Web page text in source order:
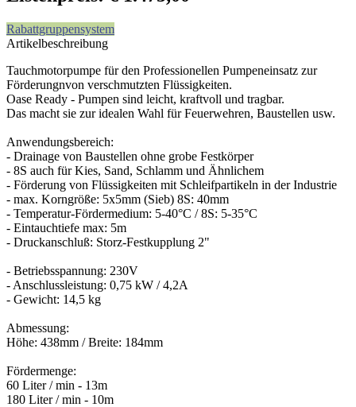
Rabattgruppensystem
Artikelbeschreibung
Tauchmotorpumpe für den Professionellen Pumpeneinsatz zur
Förderungnvon verschmutzten Flüssigkeiten.
Oase Ready - Pumpen sind leicht, kraftvoll und tragbar.
Das macht sie zur idealen Wahl für Feuerwehren, Baustellen usw.
Anwendungsbereich:
- Drainage von Baustellen ohne grobe Festkörper
- 8S auch für Kies, Sand, Schlamm und Ähnlichem
- Förderung von Flüssigkeiten mit Schleifpartikeln in der Industrie
- max. Korngröße: 5x5mm (Sieb) 8S: 40mm
- Temperatur-Fördermedium: 5-40°C / 8S: 5-35°C
- Eintauchtiefe max: 5m
- Druckanschluß: Storz-Festkupplung 2"
- Betriebsspannung: 230V
- Anschlussleistung: 0,75 kW / 4,2A
- Gewicht: 14,5 kg
Abmessung:
Höhe: 438mm / Breite: 184mm
Fördermenge:
60 Liter / min - 13m
180 Liter / min - 10m